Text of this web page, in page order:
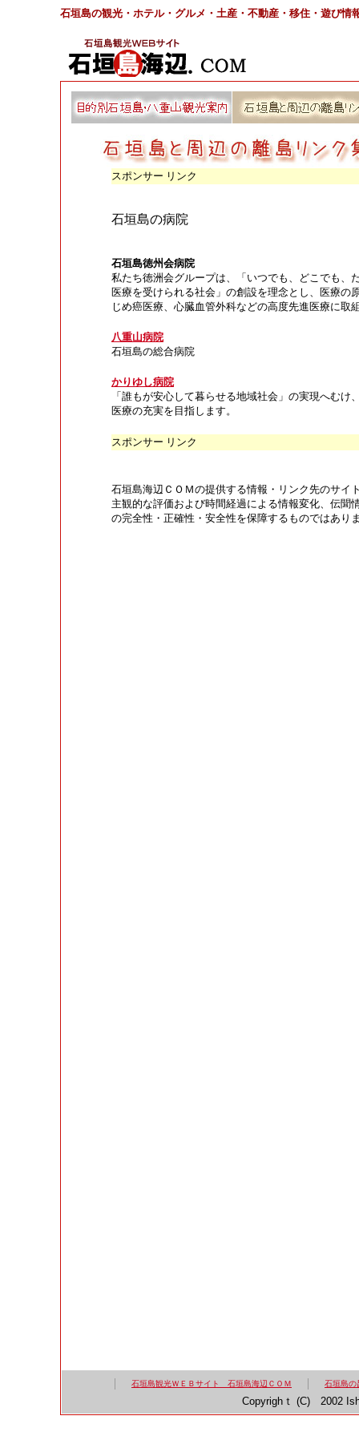
石垣島の観光・ホテル・グルメ・土産・不動産・移住・遊び情
スポンサー リンク
石垣島の病院
石垣島徳州会病院
私たち徳洲会グループは、「いつでも、どこでも、
医療を受けられる社会」の創設を理念とし、医療の
じめ癌医療、心臓血管外科などの高度先進医療に取
八重山病院
石垣島の総合病院
かりゆし病院
「誰もが安心して暮らせる地域社会」の実現へむけ
医療の充実を目指します。
スポンサー リンク
石垣島海辺ＣＯＭの提供する情報・リンク先のサイ
主観的な評価および時間経過による情報変化、伝聞
の完全性・正確性・安全性を保障するものではあり
石垣島観光ＷＥＢサイト 石垣島海辺ＣＯＭ 石垣島
Copyrighｔ (C) 2002